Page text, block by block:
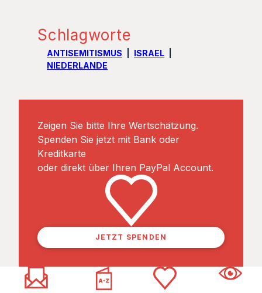
Schlagworte
ANTISEMITISMUS
ISRAEL
NIEDERLANDE
Zeigen Sie bitte Ihre Wertschätzung.
Spenden Sie jetzt mit Bank oder
Kreditkarte
oder direkt über Ihren PayPal Account.
JETZT SPENDEN